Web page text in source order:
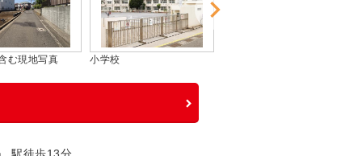
中学校